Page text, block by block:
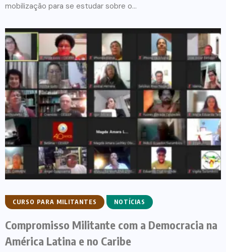
mobilização para se estudar sobre o...
CURSO PARA MILITANTES NOTÍCIAS
Compromisso Militante com a Democracia na
América Latina e no Caribe